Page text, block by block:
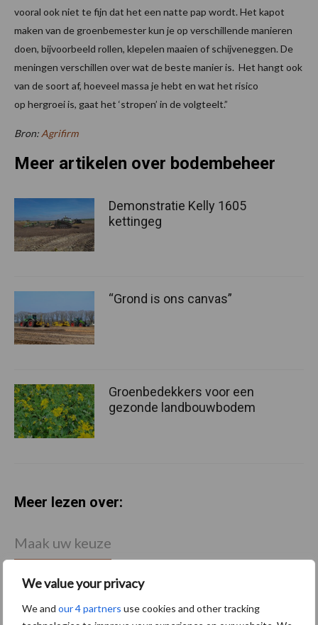
We value your privacy
We and our 4 partners use cookies and other tracking
vooral ook niet te fijn dat het een natte pap wordt. Het kapot
maken van de groenbemester kun je op verschillende manieren
doen, bijvoorbeeld rollen, klepelen maaien of schijveneggen. De
meningen verschillen over wat de beste manier is. Het hangt ook
van de soort af, hoeveel massa je hebt en wat het risico
op hergroei is, gaat het ‘stropen’ in de volgteelt.”
Bron: Agrifirm
Meer artikelen over bodembeheer
Demonstratie Kelly 1605
kettingeg
“Grond is ons canvas”
Groenbedekkers voor een
gezonde landbouwbodem
Meer lezen over:
Maak uw keuze